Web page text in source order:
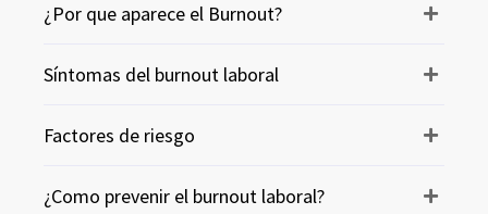
¿Por que aparece el Burnout?
Síntomas del burnout laboral
Factores de riesgo
¿Como prevenir el burnout laboral?